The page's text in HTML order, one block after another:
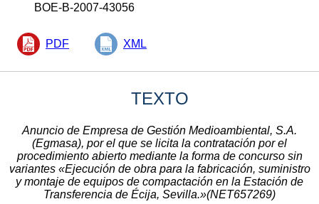
BOE-B-2007-43056
PDF XML
TEXTO
Anuncio de Empresa de Gestión Medioambiental, S.A.
(Egmasa), por el que se licita la contratación por el
procedimiento abierto mediante la forma de concurso sin
variantes «Ejecución de obra para la fabricación, suministro
y montaje de equipos de compactación en la Estación de
Transferencia de Écija, Sevilla.»(NET657269)